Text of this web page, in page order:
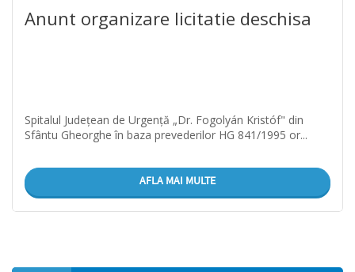
Anunt organizare licitatie deschisa
Spitalul Județean de Urgență „Dr. Fogolyán Kristóf" din
Sfântu Gheorghe în baza prevederilor HG 841/1995 or...
AFLA MAI MULTE